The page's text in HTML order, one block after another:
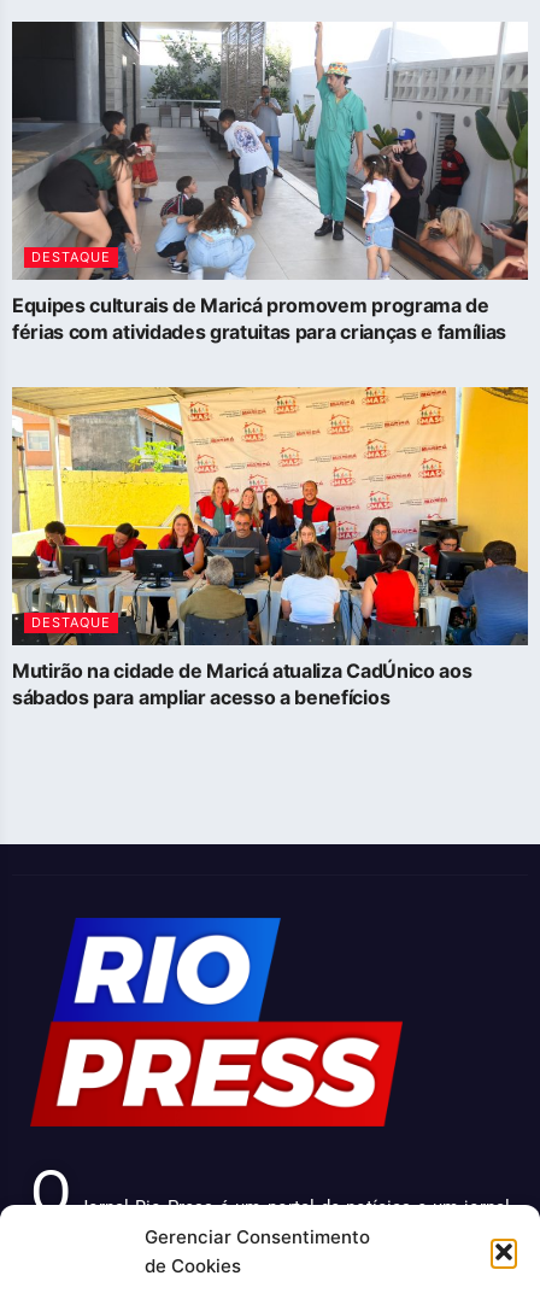
Gerenciar Consentimento
de Cookies
DESTAQUE
Equipes culturais de Maricá promovem programa de
férias com atividades gratuitas para crianças e famílias
DESTAQUE
Mutirão na cidade de Maricá atualiza CadÚnico aos
sábados para ampliar acesso a benefícios
O Jornal Rio Press é um portal de notícias e um jornal
impresso que cobre diversas notícias sobre a cidade do
Rio de Janeiro. Com uma abordagem abrangente e